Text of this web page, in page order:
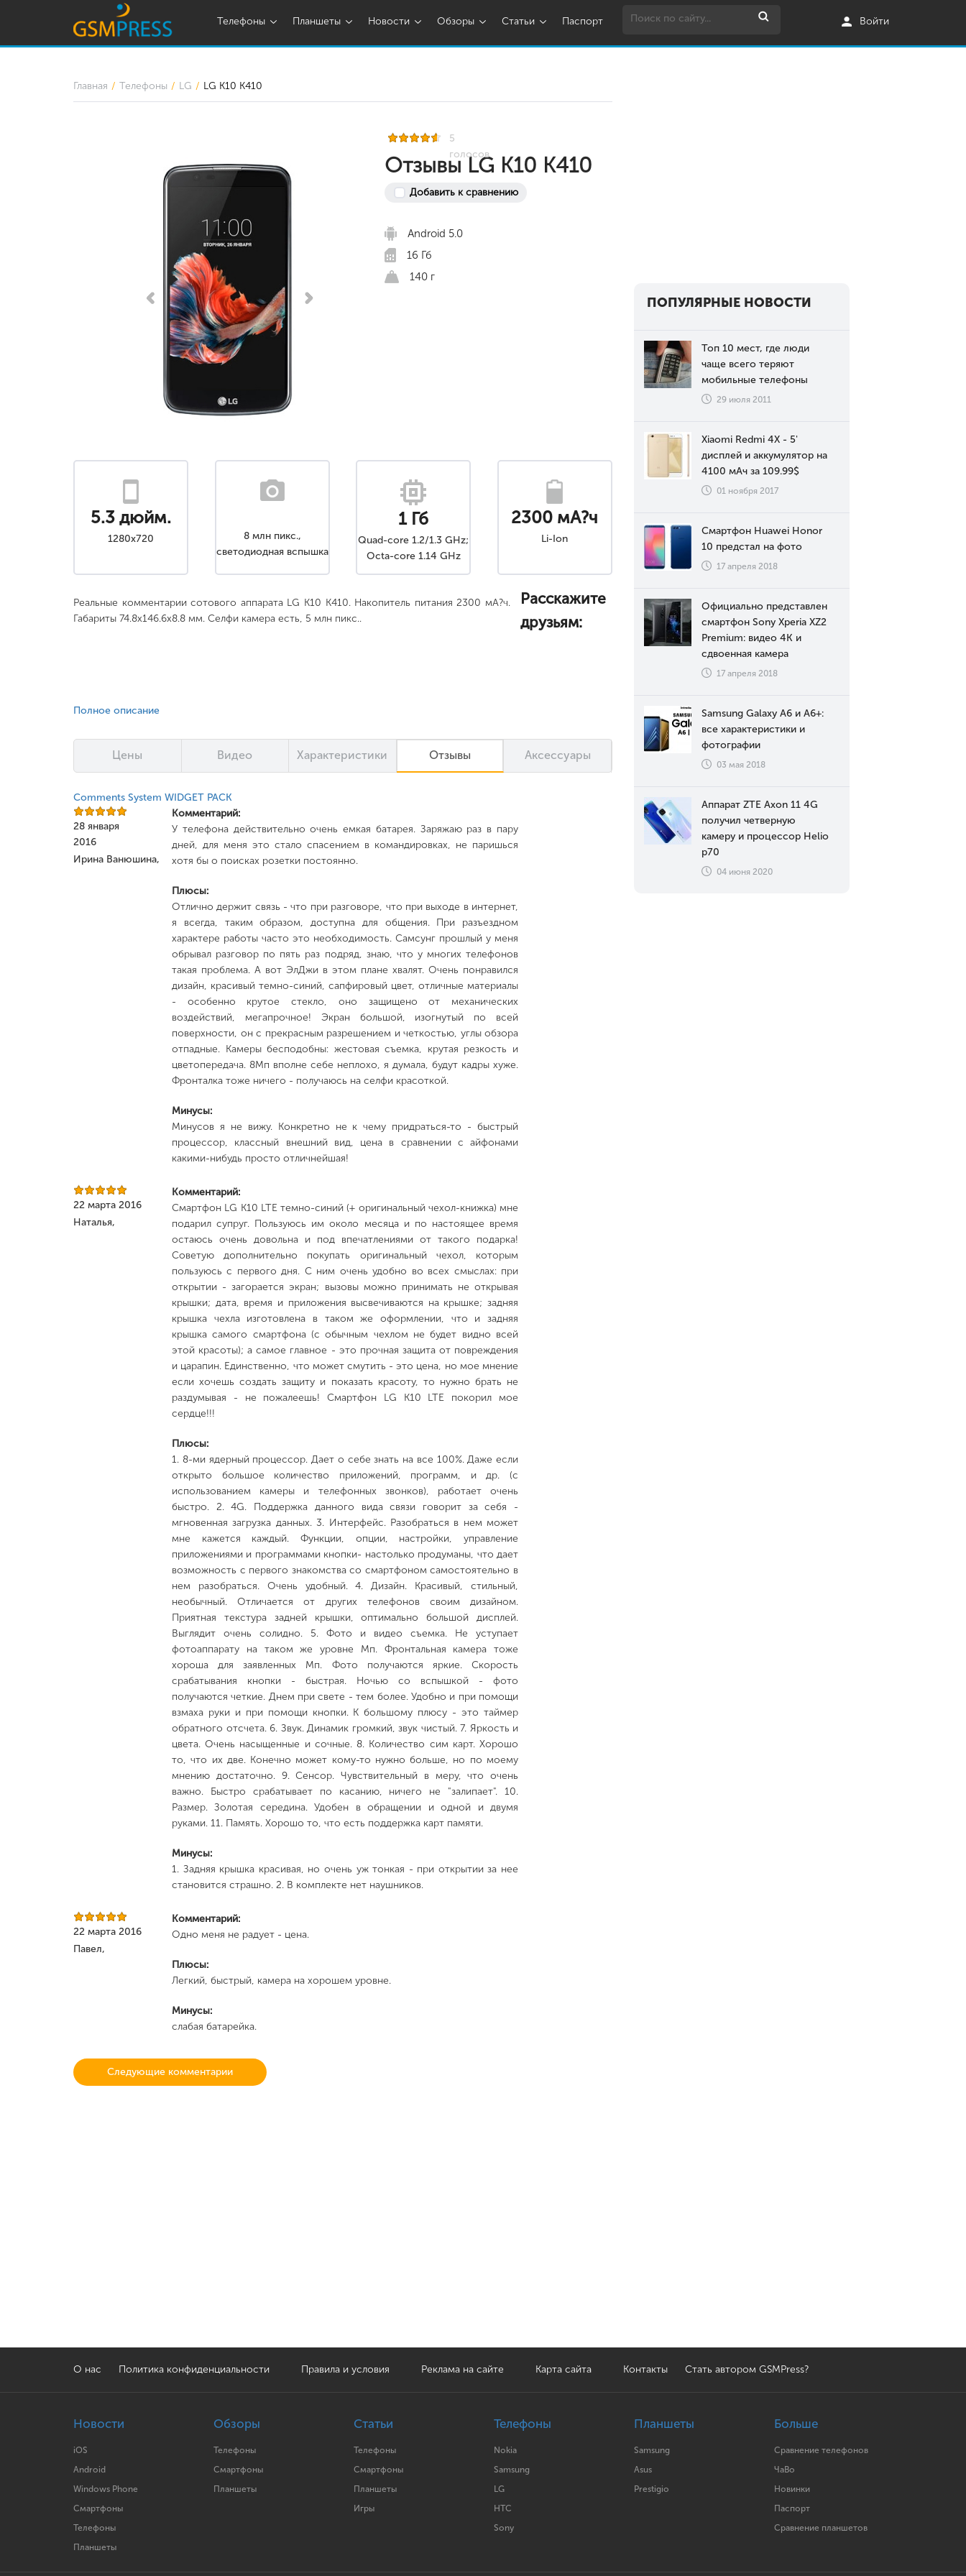
Телефоны Планшеты Новости Обзоры Статьи Паспорт Войти
Главная Телефоны LG LG K10 K410
5
голосов
Отзывы LG K10 K410
Добавить к сравнению
Android 5.0
16 Гб
140 г
5.3 дюйм.
1280x720
8 млн пикс.,
светодиодная вспышка
1 Гб
Quad-core 1.2/1.3 GHz;
Octa-core 1.14 GHz
(LTE model)Quad-core
2300 мА?ч
Li-Ion
Реальные комментарии сотового аппарата LG K10 K410. Накопитель питания 2300 мА?ч.
Габариты 74.8x146.6x8.8 мм. Селфи камера есть, 5 млн пикс..
Полное описание
Расскажите
друзьям:
Цены Видео Характеристики Отзывы Аксессуары
Comments System WIDGET PACK
28 января
2016
Ирина Ванюшина,
Комментарий:
У телефона действительно очень емкая батарея. Заряжаю раз в пару
дней, для меня это стало спасением в командировках, не паришься
хотя бы о поисках розетки постоянно.
Плюсы:
Отлично держит связь - что при разговоре, что при выходе в интернет,
я всегда, таким образом, доступна для общения. При разъездном
характере работы часто это необходимость. Самсунг прошлый у меня
обрывал разговор по пять раз подряд, знаю, что у многих телефонов
такая проблема. А вот ЭлДжи в этом плане хвалят. Очень понравился
дизайн, красивый темно-синий, сапфировый цвет, отличные материалы
- особенно крутое стекло, оно защищено от механических
воздействий, мегапрочное! Экран большой, изогнутый по всей
поверхности, он с прекрасным разрешением и четкостью, углы обзора
отпадные. Камеры бесподобны: жестовая съемка, крутая резкость и
цветопередача. 8Мп вполне себе неплохо, я думала, будут кадры хуже.
Фронталка тоже ничего - получаюсь на селфи красоткой.
Минусы:
Минусов я не вижу. Конкретно не к чему придраться-то - быстрый
процессор, классный внешний вид, цена в сравнении с айфонами
какими-нибудь просто отличнейшая!
22 марта 2016
Наталья,
Комментарий:
Смартфон LG K10 LTE темно-синий (+ оригинальный чехол-книжка) мне
подарил супруг. Пользуюсь им около месяца и по настоящее время
остаюсь очень довольна и под впечатлениями от такого подарка!
Советую дополнительно покупать оригинальный чехол, которым
пользуюсь с первого дня. С ним очень удобно во всех смыслах: при
открытии - загорается экран; вызовы можно принимать не открывая
крышки; дата, время и приложения высвечиваются на крышке; задняя
крышка чехла изготовлена в таком же оформлении, что и задняя
крышка самого смартфона (с обычным чехлом не будет видно всей
этой красоты); а самое главное - это прочная защита от повреждения
и царапин. Единственно, что может смутить - это цена, но мое мнение
если хочешь создать защиту и показать красоту, то нужно брать не
раздумывая - не пожалеешь! Смартфон LG K10 LTE покорил мое
сердце!!!
Плюсы:
1. 8-ми ядерный процессор. Дает о себе знать на все 100%. Даже если
открыто большое количество приложений, программ, и др. (с
использованием камеры и телефонных звонков), работает очень
быстро. 2. 4G. Поддержка данного вида связи говорит за себя -
мгновенная загрузка данных. 3. Интерфейс. Разобраться в нем может
мне кажется каждый. Функции, опции, настройки, управление
приложениями и программами кнопки- настолько продуманы, что дает
возможность с первого знакомства со смартфоном самостоятельно в
нем разобраться. Очень удобный. 4. Дизайн. Красивый, стильный,
необычный. Отличается от других телефонов своим дизайном.
Приятная текстура задней крышки, оптимально большой дисплей.
Выглядит очень солидно. 5. Фото и видео съемка. Не уступает
фотоаппарату на таком же уровне Мп. Фронтальная камера тоже
хороша для заявленных Мп. Фото получаются яркие. Скорость
срабатывания кнопки - быстрая. Ночью со вспышкой - фото
получаются четкие. Днем при свете - тем более. Удобно и при помощи
взмаха руки и при помощи кнопки. К большому плюсу - это таймер
обратного отсчета. 6. Звук. Динамик громкий, звук чистый. 7. Яркость и
цвета. Очень насыщенные и сочные. 8. Количество сим карт. Хорошо
то, что их две. Конечно может кому-то нужно больше, но по моему
мнению достаточно. 9. Сенсор. Чувствительный в меру, что очень
важно. Быстро срабатывает по касанию, ничего не "залипает". 10.
Размер. Золотая середина. Удобен в обращении и одной и двумя
руками. 11. Память. Хорошо то, что есть поддержка карт памяти.
Минусы:
1. Задняя крышка красивая, но очень уж тонкая - при открытии за нее
становится страшно. 2. В комплекте нет наушников.
22 марта 2016
Павел,
Комментарий:
Одно меня не радует - цена.
Плюсы:
Легкий, быстрый, камера на хорошем уровне.
Минусы:
слабая батарейка.
Следующие комментарии
ПОПУЛЯРНЫЕ НОВОСТИ
Топ 10 мест, где люди
чаще всего теряют
мобильные телефоны
29 июля 2011
Xiaomi Redmi 4X - 5'
дисплей и аккумулятор на
4100 мАч за 109.99$
01 ноября 2017
Смартфон Huawei Honor
10 предстал на фото
17 апреля 2018
Официально представлен
смартфон Sony Xperia XZ2
Premium: видео 4К и
сдвоенная камера
17 апреля 2018
Samsung Galaxy A6 и A6+:
все характеристики и
фотографии
03 мая 2018
Аппарат ZTE Axon 11 4G
получил четверную
камеру и процессор Helio
p70
04 июня 2020
О нас Политика конфиденциальности Правила и условия Реклама на сайте Карта сайта Контакты Стать автором GSMPress?
Новости
iOS
Android
Windows Phone
Смартфоны
Телефоны
Планшеты
Обзоры
Телефоны
Смартфоны
Планшеты
Статьи
Телефоны
Смартфоны
Планшеты
Игры
Телефоны
Nokia
Samsung
LG
HTC
Sony
Планшеты
Samsung
Asus
Prestigio
Больше
Сравнение телефонов
ЧаВо
Новинки
Паспорт
Сравнение планшетов